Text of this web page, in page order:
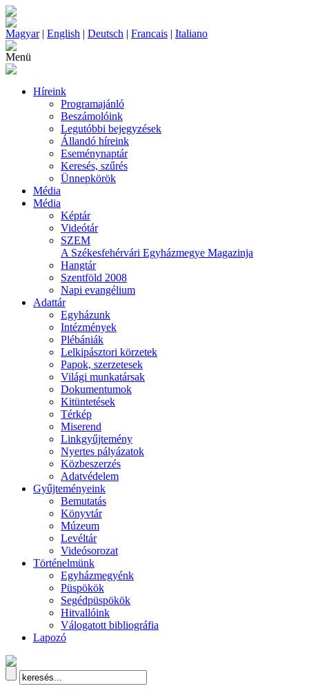
Magyar| English | Deutsch | Francais | Italiano
Menü
Híreink
Programajánló
Beszámolóink
Legutóbbi bejegyzések
Állandó híreink
Eseménynaptár
Keresés, szűrés
Ünnepkörök
Média
Média
Képtár
Videótár
SZEM
A Székesfehérvári Egyházmegye Magazinja
Hangtár
Szentföld 2008
Napi evangélium
Adattár
Egyházunk
Intézmények
Plébániák
Lelkipásztori körzetek
Papok, szerzetesek
Világi munkatársak
Dokumentumok
Kitüntetések
Térkép
Miserend
Linkgyűjtemény
Nyertes pályázatok
Közbeszerzés
Adatvédelem
Gyűjteményeink
Bemutatás
Könyvtár
Múzeum
Levéltár
Videósorozat
Történelmünk
Egyházmegyénk
Püspökök
Segédpüspökök
Hitvallóink
Válogatott bibliográfia
Lapozó